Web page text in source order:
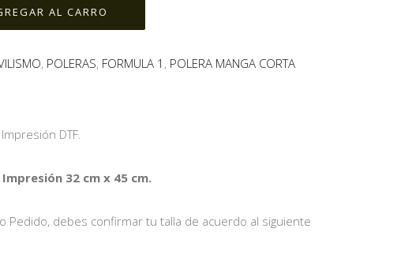
, POLERAS, FORMULA 1 , POLERA MANGA CORTA
DTF.
32 cm x 45 cm.
Pedido, debes confirmar tu talla de acuerdo al siguiente